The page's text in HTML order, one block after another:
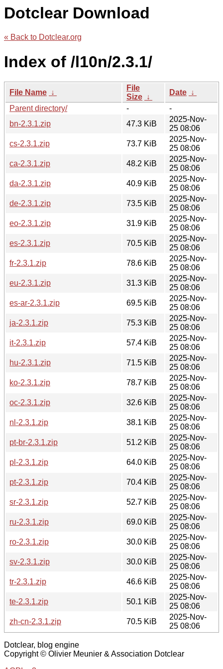
Dotclear Download
« Back to Dotclear.org
Index of /l10n/2.3.1/
File Name ↓
File
Size ↓
Date ↓
Parent directory/
-
-
bn-2.3.1.zip
47.3 KiB
2025-Nov-
25 08:06
cs-2.3.1.zip
73.7 KiB
2025-Nov-
25 08:06
ca-2.3.1.zip
48.2 KiB
2025-Nov-
25 08:06
da-2.3.1.zip
40.9 KiB
2025-Nov-
25 08:06
de-2.3.1.zip
73.5 KiB
2025-Nov-
25 08:06
eo-2.3.1.zip
31.9 KiB
2025-Nov-
25 08:06
es-2.3.1.zip
70.5 KiB
2025-Nov-
25 08:06
fr-2.3.1.zip
78.6 KiB
2025-Nov-
25 08:06
eu-2.3.1.zip
31.3 KiB
2025-Nov-
25 08:06
es-ar-2.3.1.zip
69.5 KiB
2025-Nov-
25 08:06
ja-2.3.1.zip
75.3 KiB
2025-Nov-
25 08:06
it-2.3.1.zip
57.4 KiB
2025-Nov-
25 08:06
hu-2.3.1.zip
71.5 KiB
2025-Nov-
25 08:06
ko-2.3.1.zip
78.7 KiB
2025-Nov-
25 08:06
oc-2.3.1.zip
32.6 KiB
2025-Nov-
25 08:06
nl-2.3.1.zip
38.1 KiB
2025-Nov-
25 08:06
pt-br-2.3.1.zip
51.2 KiB
2025-Nov-
25 08:06
pl-2.3.1.zip
64.0 KiB
2025-Nov-
25 08:06
pt-2.3.1.zip
70.4 KiB
2025-Nov-
25 08:06
sr-2.3.1.zip
52.7 KiB
2025-Nov-
25 08:06
ru-2.3.1.zip
69.0 KiB
2025-Nov-
25 08:06
ro-2.3.1.zip
30.0 KiB
2025-Nov-
25 08:06
sv-2.3.1.zip
30.0 KiB
2025-Nov-
25 08:06
tr-2.3.1.zip
46.6 KiB
2025-Nov-
25 08:06
te-2.3.1.zip
50.1 KiB
2025-Nov-
25 08:06
zh-cn-2.3.1.zip
70.5 KiB
2025-Nov-
25 08:06
Dotclear, blog engine
Copyright © Olivier Meunier & Association Dotclear